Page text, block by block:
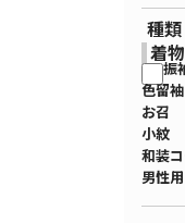
種類
着物
振
色留袖
お召
小紋
和装
男性用